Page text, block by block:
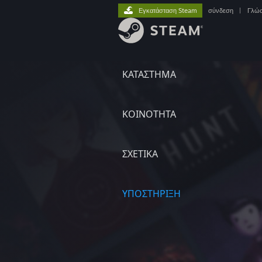
ΚΑΤΑΣΤΗΜΑ
ΚΟΙΝΟΤΗΤΑ
ΣΧΕΤΙΚΆ
ΥΠΟΣΤΗΡΙΞΗ
Εγκατάσταση Steam σύνδεση